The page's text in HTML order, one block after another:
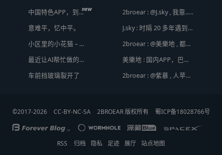
中国特色APP，到底谁来治？new
意难平，忆中平。
小区里的小花猫 – 日常记事（二百二十）
最近让AI帮忙做的一些事
车前挡玻璃裂开了
2broear : @J.sky , 我靠.. 心情复杂 [ Emoji Image ]
J.sky : 时隔 20 多年遇到前任，你猜会是什么感觉？前几天和老婆去超市，巧不巧老婆去看其他商品了，就这么两分钟的功夫，我和前任迎面相遇，我看了一眼她，她也看到我了，谁都没说话，我感觉她恐慌的逃走了。我们擦肩而过，按道理这个年龄本不应该两个人单独在超市相遇，除非单身。所以，我猜她离婚了？搞不好她可能以为我也离婚了？哈哈哈
2broear : @美樂地 , 都是利益驱使，盈利手段不行
美樂地 : 国内APP，巴不得塞入全家桶到你手机，我更喜欢国外的小而美软件
2broear : @紫慕 , 人苹果压根不靠这些下三滥手段挣钱，等等又要说我大清自有国情在此了😂..
©2017-2026 CC-BY-NC-SA 2BROEAR 版权所有 蜀ICP备18028766号
RSS 归档 隐私 足迹 展厅 站点地图